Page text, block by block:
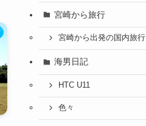
宮崎から旅行
宮崎から出発の国内旅行
海男日記
HTC U11
色々